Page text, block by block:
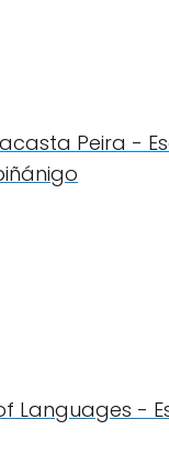
Peira -
Languages -